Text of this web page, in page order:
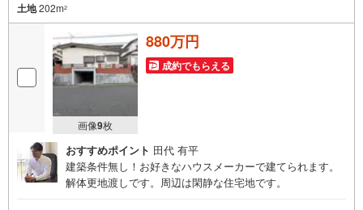
土地202m2
画像9枚
880万円
成約でもらえる
おすすめポイント 田代 有平
建築条件無し！お好きなハウスメーカーで建てられます。
解体更地渡しです。周辺は閑静な住宅地です。